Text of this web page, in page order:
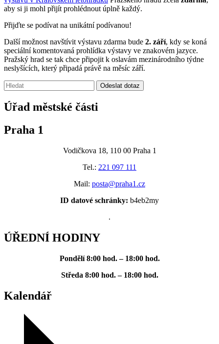
aby si ji mohl přijít prohlédnout úplně každý.
Přijďte se podívat na unikátní podívanou!
Další možnost navštívit výstavu zdarma bude 2. září, kdy se koná
speciální komentovaná prohlídka výstavy ve znakovém jazyce.
Pražský hrad se tak chce připojit k oslavám mezinárodního týdne
neslyšících, který připadá právě na měsíc září.
Vyhledávání:
Odeslat dotaz
Úřad městské části
Praha 1
Vodičkova 18, 110 00 Praha 1
Tel.: 221 097 111
Mail: posta@praha1.cz
ID datové schránky: b4eb2my
.
ÚŘEDNÍ HODINY
Pondělí 8:00 hod. – 18:00 hod.
Středa 8:00 hod. – 18:00 hod.
Kalendář